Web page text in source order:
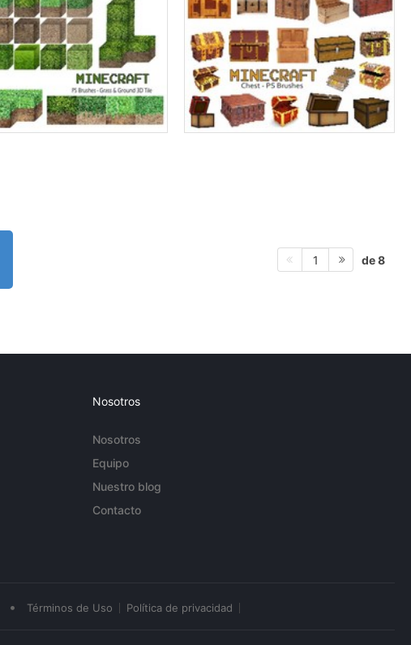
1 de 8
Nosotros
Nosotros
Equipo
Nuestro blog
Contacto
• Términos de Uso Política de privacidad